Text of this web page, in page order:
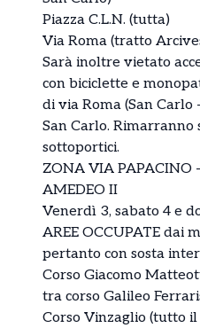
Piazza C.L.N. (tutta)
Via Roma (tratto
Sarà inoltre vietato
con biciclette e
di via Roma (San Carlo
San Carlo.
sottoportici.
ZONA VIA PAPACINO
AMEDEO II
Venerdì 3, sabato 4 e
AREE OCCUPATE dai
pertanto con sosta
Corso Giacomo
tra corso Galileo
Corso Vinzaglio (tutto